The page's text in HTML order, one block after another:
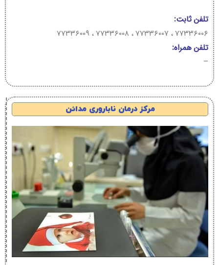
تلفن ثابت:
۷۷۳۳۶۰۰۶ ، ۷۷۳۳۶۰۰۷ ، ۷۷۳۳۶۰۰۸ ، ۷۷۳۳۶۰۰۹
تلفن همراه:
–
مرکز درمان ناباروری مدائن